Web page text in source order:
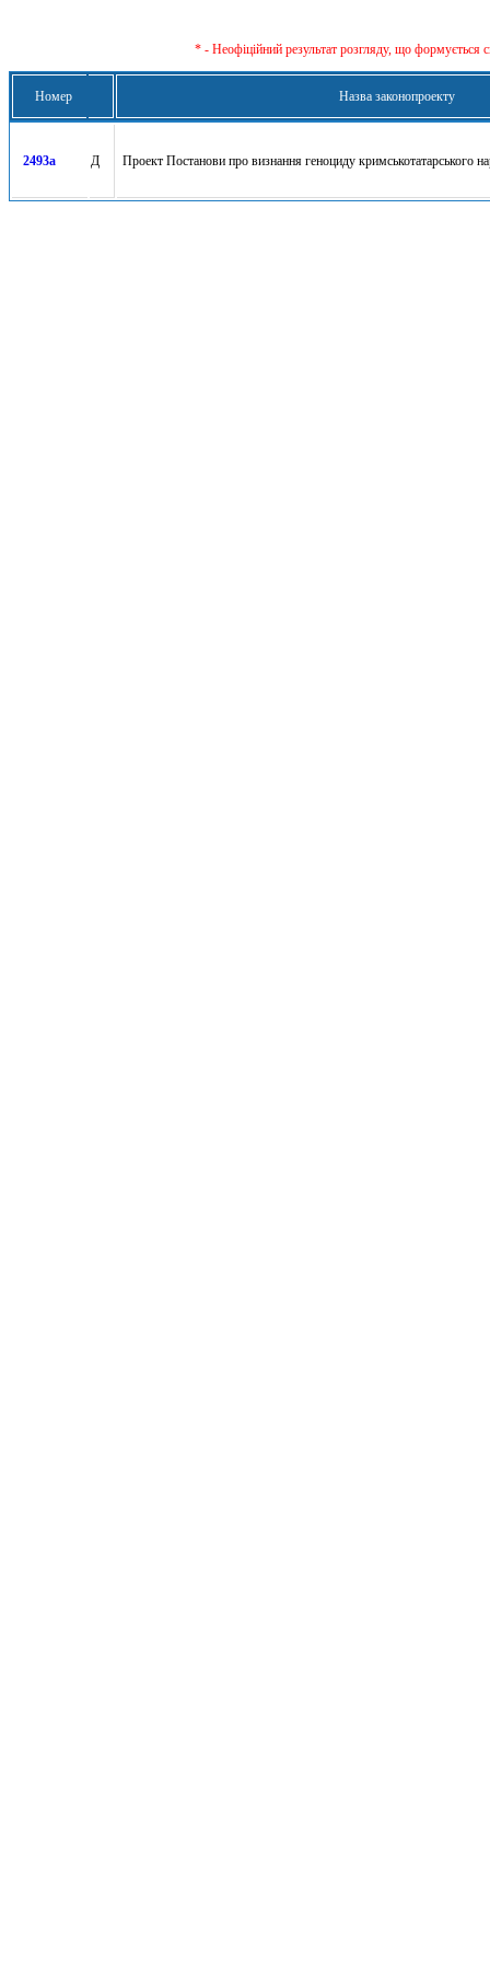
* - Неофіційний результат розгляду, що формується
Номер Назва законопроекту
2493а Д Проект Постанови про визнання геноциду кримськотатарського